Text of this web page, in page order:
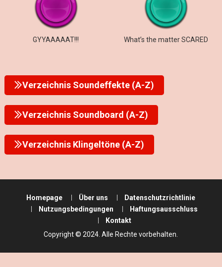
GYYAAAAAT!!! What’s the matter SCARED
Verzeichnis Soundeffekte (A-Z)
Verzeichnis Soundboard (A-Z)
Verzeichnis Klingeltöne (A-Z)
Homepage Über uns
Datenschutzrichtlinie
Nutzungsbedingungen
Haftungsausschluss
Kontakt
Copyright © 2024. Alle Rechte vorbehalten.